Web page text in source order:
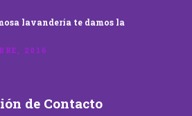
lavandería te damos la
2016
de Contacto